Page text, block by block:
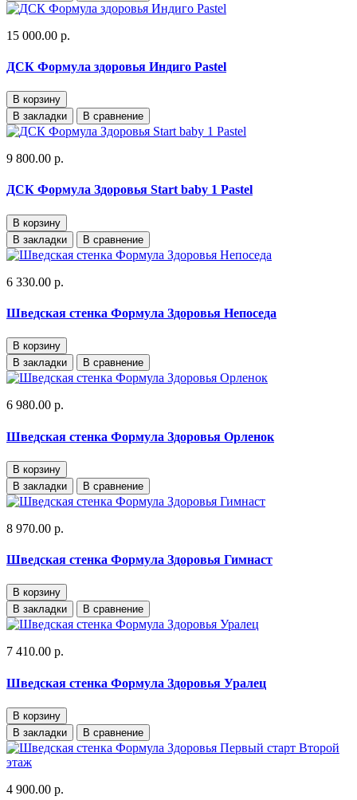
15 000.00 р.
ДСК Формула здоровья Индиго Pastel
В корзину
В закладки
В сравнение
9 800.00 р.
ДСК Формула Здоровья Start baby 1 Pastel
В корзину
В закладки
В сравнение
6 330.00 р.
Шведская стенка Формула Здоровья Непоседа
В корзину
В закладки
В сравнение
6 980.00 р.
Шведская стенка Формула Здоровья Орленок
В корзину
В закладки
В сравнение
8 970.00 р.
Шведская стенка Формула Здоровья Гимнаст
В корзину
В закладки
В сравнение
7 410.00 р.
Шведская стенка Формула Здоровья Уралец
В корзину
В закладки
В сравнение
4 900.00 р.